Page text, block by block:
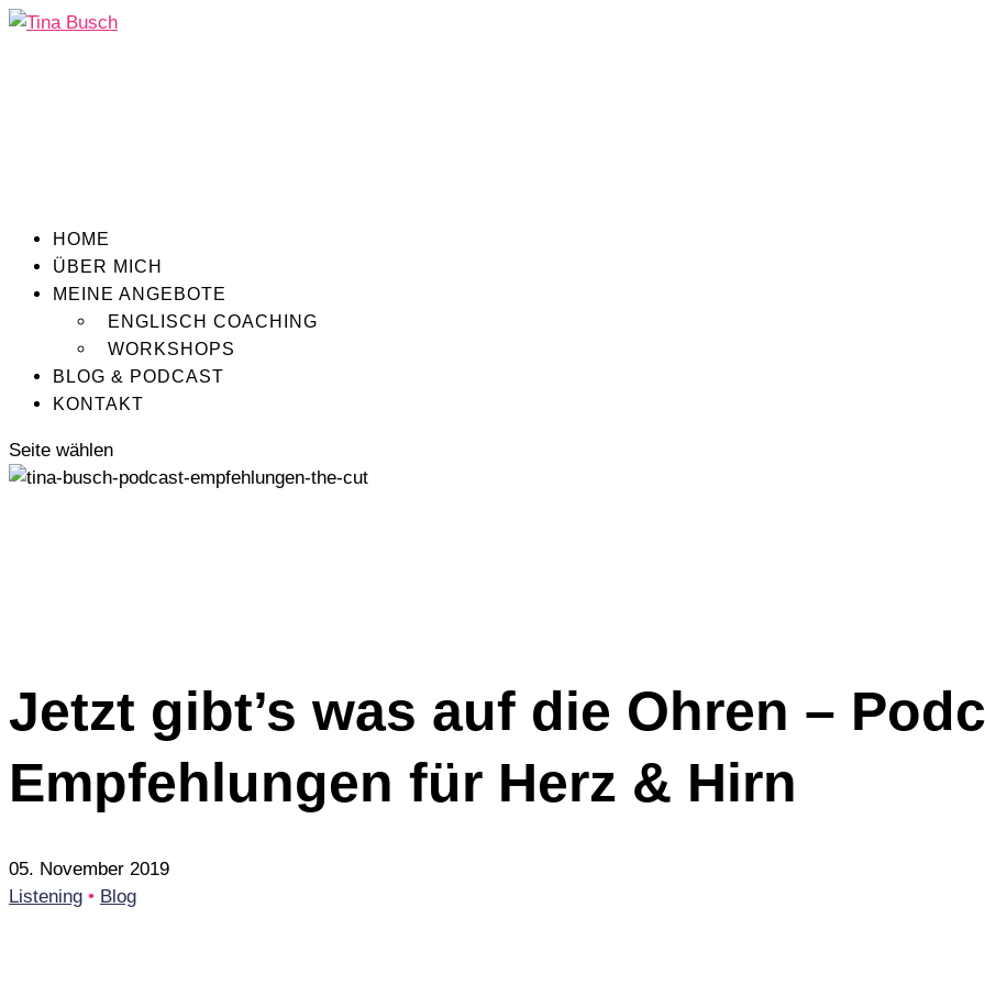
HOME
ÜBER MICH
MEINE ANGEBOTE
ENGLISCH COACHING
WORKSHOPS
BLOG & PODCAST
KONTAKT
Seite wählen
Jetzt gibt’s was auf die Ohren –
Empfehlungen für Herz & Hirn
05. November 2019
Listening • Blog